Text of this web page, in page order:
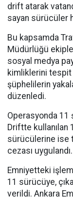
drift atarak
sayan sürücüler
Bu kapsamda
Müdürlüğü
sosyal medya
kimliklerini
şüphelilerin
düzenledi.
Operasyonda 11
Driftte
sürücülerine ise
cezası uygulandı.
Emniyetteki
11 sürücüye,
verildi. Ankara